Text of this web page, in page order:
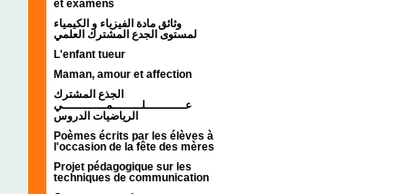
et examens
وثائق مادة الفيزياء و الكيمياء
L'enfant tueur
Maman, amour et affection
الجذع المشترك
عـــــــــــلــــــــمــــــــــــي
الرياضيات الدروس
Poèmes écrits par les élèves à
l'occasion de la fête des mères
Projet pédagogique sur les
techniques de communication